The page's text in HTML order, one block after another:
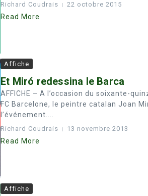
Richard Coudrais 22 octobre 2015
Read More
Affiche
Et Miró redessina le Barca
AFFICHE – A l’occasion du soixante-
FC Barcelone, le peintre catalan Joan
l’événement....
Richard Coudrais 13 novembre 2013
Read More
Affiche